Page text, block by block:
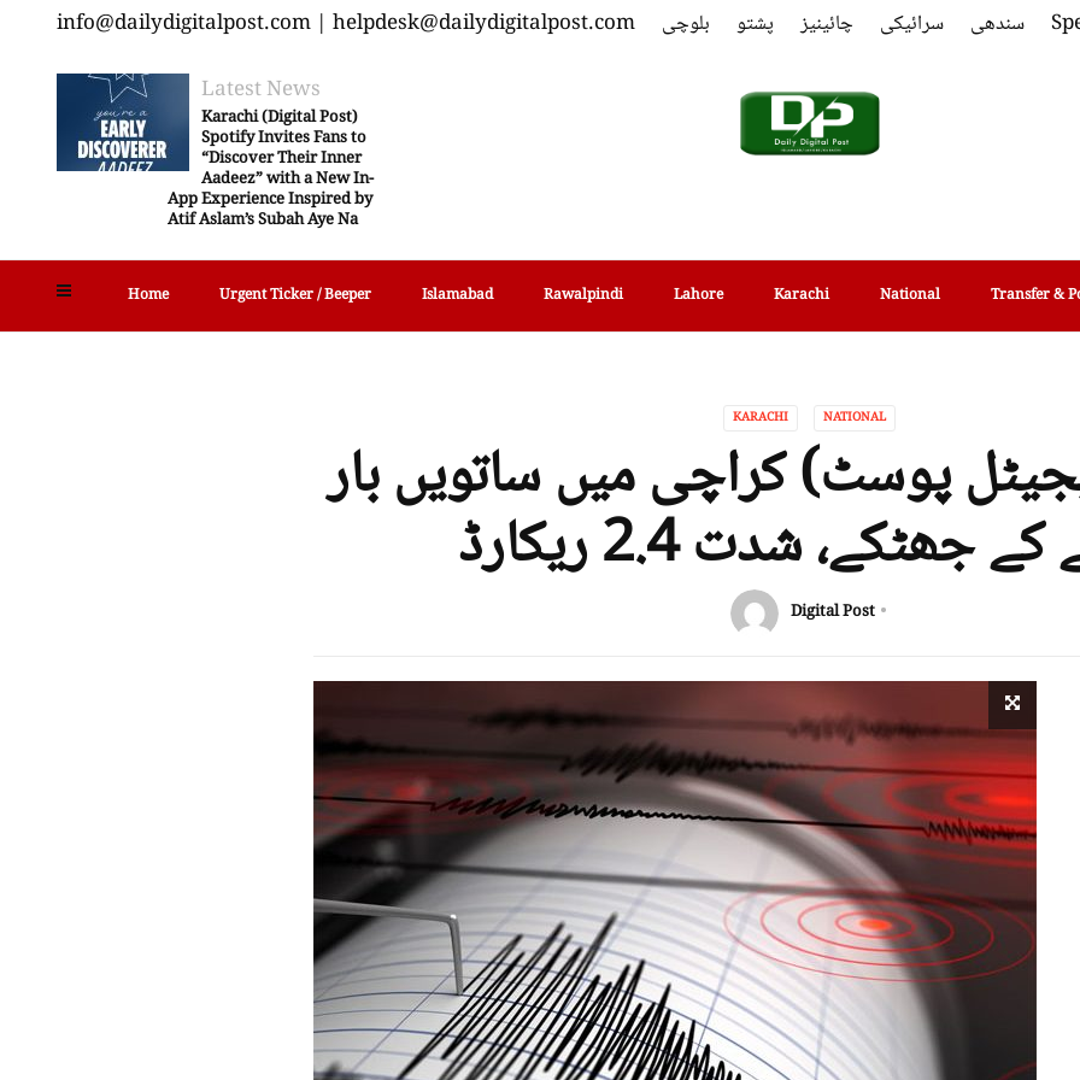
Home Urgent Ticker / Beeper Islamabad Rawalpindi Lahore Karachi National Transfer &
Latest News
Karachi (Digital Post)
Spotify Invites Fans to
“Discover Their Inner
Aadeez” with a New In-
App Experience Inspired by
Atif Aslam’s Subah Aye Na
info@dailydigitalpost.com | helpdesk@dailydigitalpost.com بلوچی پشتو چائینیز سرائیکی سندھی
KARACHI NATIONAL
پوسٹ) کراچی میں ساتویں بار
جھٹکے، شدت 2.4 ریکارڈ
Digital Post